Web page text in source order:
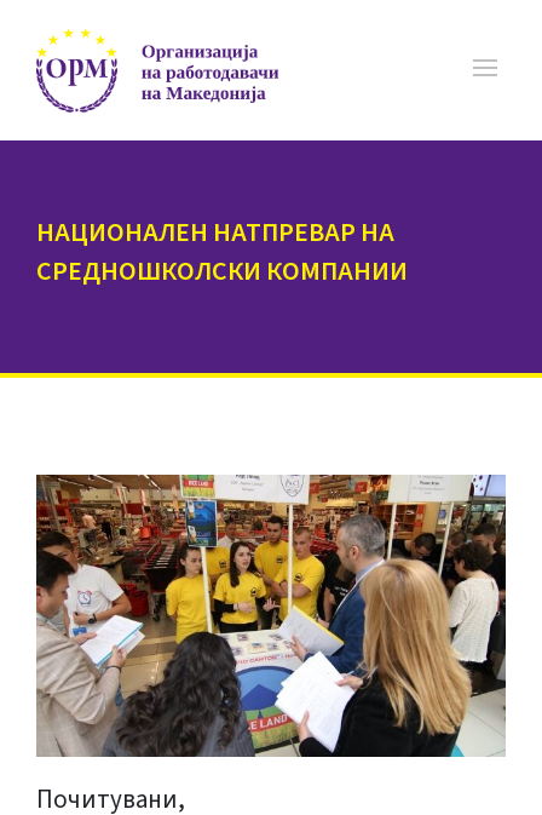
НАЦИОНАЛЕН НАТПРЕВАР НА
СРЕДНОШКОЛСКИ КОМПАНИИ
Почитувани,